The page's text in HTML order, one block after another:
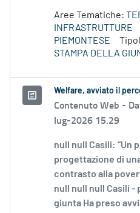
Aree Tematiche:
INFRASTRUTTURE
PIEMONTESE
STAMPA DELLA
Welfare, avviato il
Contenuto Web -
lug-2026 15.29
null null Casili: “Un
progettazione di
contrasto alla
null null null Casili -
giunta Ha preso